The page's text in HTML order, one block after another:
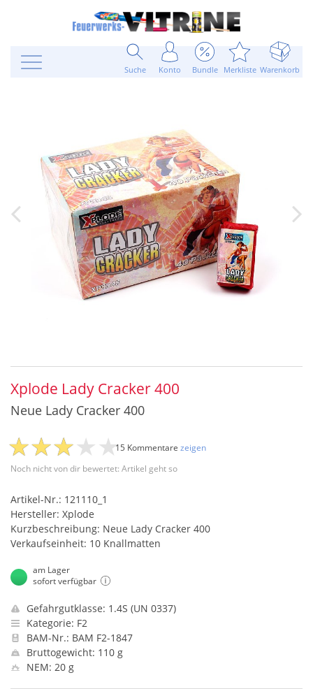
Suche Konto Bundle Merkliste Warenkorb
Xplode Lady Cracker 400
Neue Lady Cracker 400
Noch nicht von dir bewertet: Artikel geht so
15 Kommentare zeigen
Artikel-Nr.: 121110_1
Hersteller: Xplode
Kurzbeschreibung: Neue Lady Cracker 400
Verkaufseinheit: 10 Knallmatten
am Lager
sofort verfügbar
Gefahrgutklasse: 1.4S (UN 0337)
Kategorie: F2
BAM-Nr.: BAM F2-1847
Bruttogewicht: 110 g
NEM: 20 g